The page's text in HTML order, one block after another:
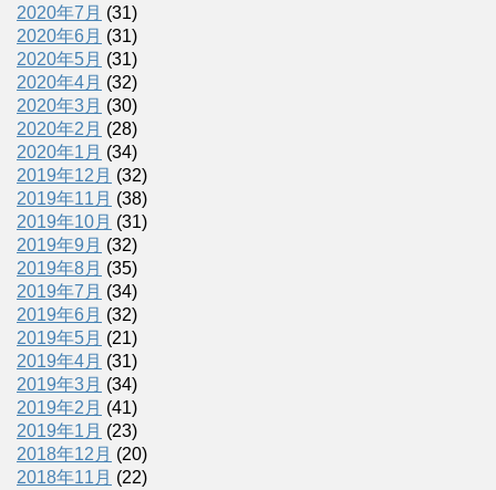
2020年7月 (31)
2020年6月 (31)
2020年5月 (31)
2020年4月 (32)
2020年3月 (30)
2020年2月 (28)
2020年1月 (34)
2019年12月 (32)
2019年11月 (38)
2019年10月 (31)
2019年9月 (32)
2019年8月 (35)
2019年7月 (34)
2019年6月 (32)
2019年5月 (21)
2019年4月 (31)
2019年3月 (34)
2019年2月 (41)
2019年1月 (23)
2018年12月 (20)
2018年11月 (22)